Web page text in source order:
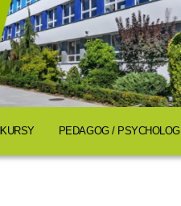
PEDAGOG / PSYCHOLOG